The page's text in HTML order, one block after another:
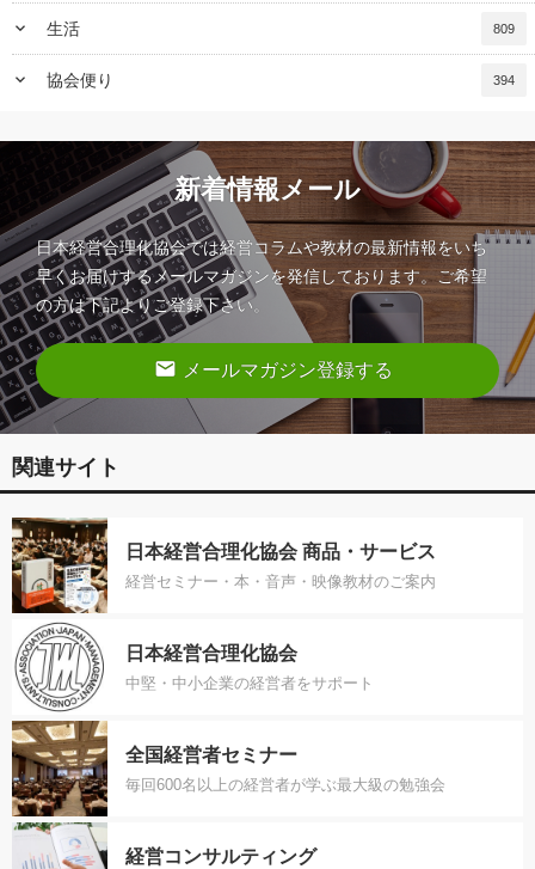
keyboard_arrow_down 生活 809
keyboard_arrow_down 協会便り 394
新着情報メール
日本経営合理化協会では経営コラムや教材の最新情報をいち
早くお届けするメールマガジンを発信しております。ご希望
の方は下記よりご登録下さい。
email メールマガジン登録する
関連サイト
日本経営合理化協会 商品・サービス
経営セミナー・本・音声・映像教材のご案内
日本経営合理化協会
中堅・中小企業の経営者をサポート
全国経営者セミナー
毎回600名以上の経営者が学ぶ最大級の勉強会
経営コンサルティング